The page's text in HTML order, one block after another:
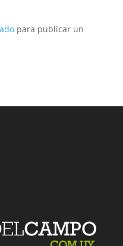
para publicar un